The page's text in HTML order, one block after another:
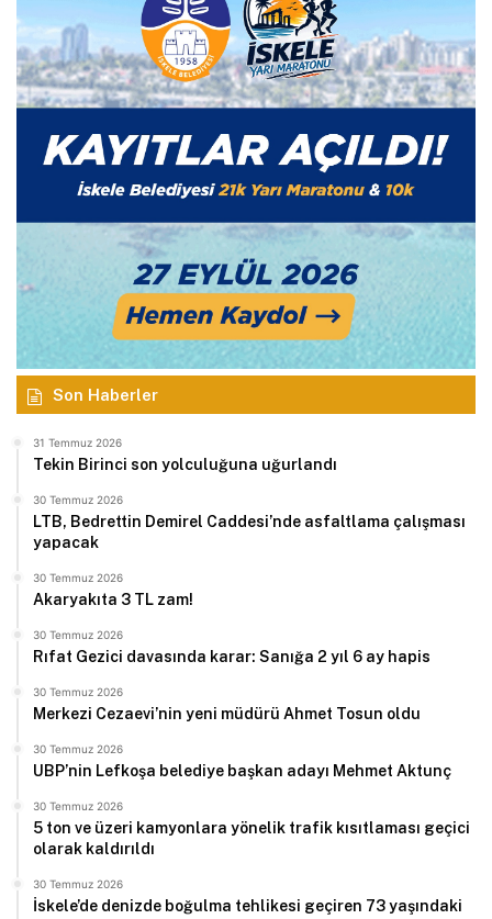
Son Haberler
31 Temmuz 2026
Tekin Birinci son yolculuğuna uğurlandı
30 Temmuz 2026
LTB, Bedrettin Demirel Caddesi’nde asfaltlama çalışması
yapacak
30 Temmuz 2026
Akaryakıta 3 TL zam!
30 Temmuz 2026
Rıfat Gezici davasında karar: Sanığa 2 yıl 6 ay hapis
30 Temmuz 2026
Merkezi Cezaevi’nin yeni müdürü Ahmet Tosun oldu
30 Temmuz 2026
UBP’nin Lefkoşa belediye başkan adayı Mehmet Aktunç
30 Temmuz 2026
5 ton ve üzeri kamyonlara yönelik trafik kısıtlaması geçici
olarak kaldırıldı
30 Temmuz 2026
İskele’de denizde boğulma tehlikesi geçiren 73 yaşındaki